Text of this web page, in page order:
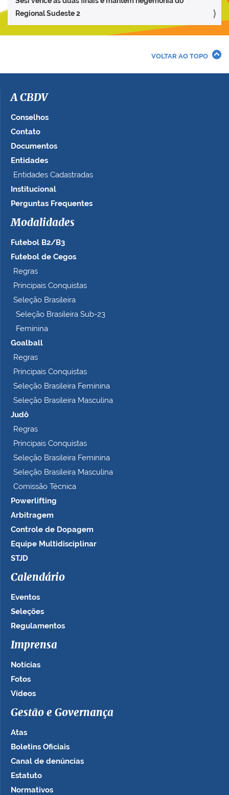
Regional Sudeste 2
VOLTAR AO TOPO
A CBDV
Conselhos
Contato
Documentos
Entidades
Entidades Cadastradas
Institucional
Perguntas Frequentes
Modalidades
Futebol B2/B3
Futebol de Cegos
Regras
Principais Conquistas
Seleção Brasileira
Seleção Brasileira Sub-23
Feminina
Goalball
Regras
Principais Conquistas
Seleção Brasileira Feminina
Seleção Brasileira Masculina
Judô
Regras
Principais Conquistas
Seleção Brasileira Feminina
Seleção Brasileira Masculina
Comissão Técnica
Powerlifting
Arbitragem
Controle de Dopagem
Equipe Multidisciplinar
STJD
Calendário
Eventos
Seleções
Regulamentos
Imprensa
Notícias
Fotos
Vídeos
Gestão e Governança
Atas
Boletins Oficiais
Canal de denúncias
Estatuto
Normativos